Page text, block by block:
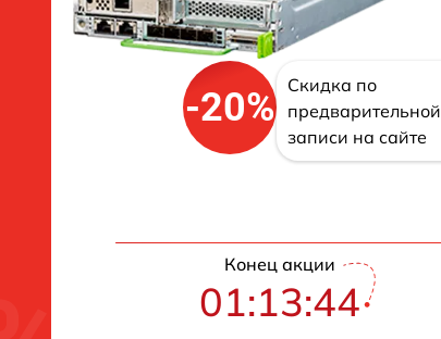
-20%
Скидка по
предварительной
записи на сайте
Конец акции
01:13:43